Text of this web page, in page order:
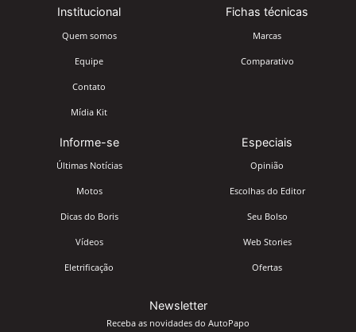
Institucional
Quem somos
Equipe
Contato
Mídia Kit
Fichas técnicas
Marcas
Comparativo
Informe-se
Últimas Notícias
Motos
Dicas do Boris
Vídeos
Eletrificação
Especiais
Opinião
Escolhas do Editor
Seu Bolso
Web Stories
Ofertas
Newsletter
Receba as novidades do AutoPapo